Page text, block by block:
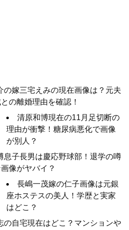
の嫁三宅えみの現在画像は？元夫
の離婚理由を確認！
清原和博現在の11月足切断の
理由が衝撃！糖尿病悪化で画像
が別人？
息子長男は慶応野球部！退学の噂
像がヤバイ？
長嶋一茂嫁の仁子画像は元銀
座ホステスの美人！学歴と実家
はどこ？
の自宅現在はどこ？マンションや